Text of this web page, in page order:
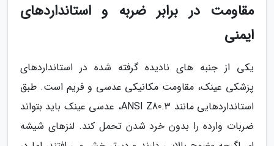
مقاومت در برابر ضربه و استانداردهای
ایمنی
یکی از جنبه های نادیده گرفته شده در استانداردهای
پزشکی عینک، مقاومت مکانیکی عدسی و فریم است. طبق
استانداردهایی مانند ANSI Z80.3، عدسی عینک باید بتواند
ضربات وارده را بدون خرد شدن تحمل کند. لنزهای شیشه